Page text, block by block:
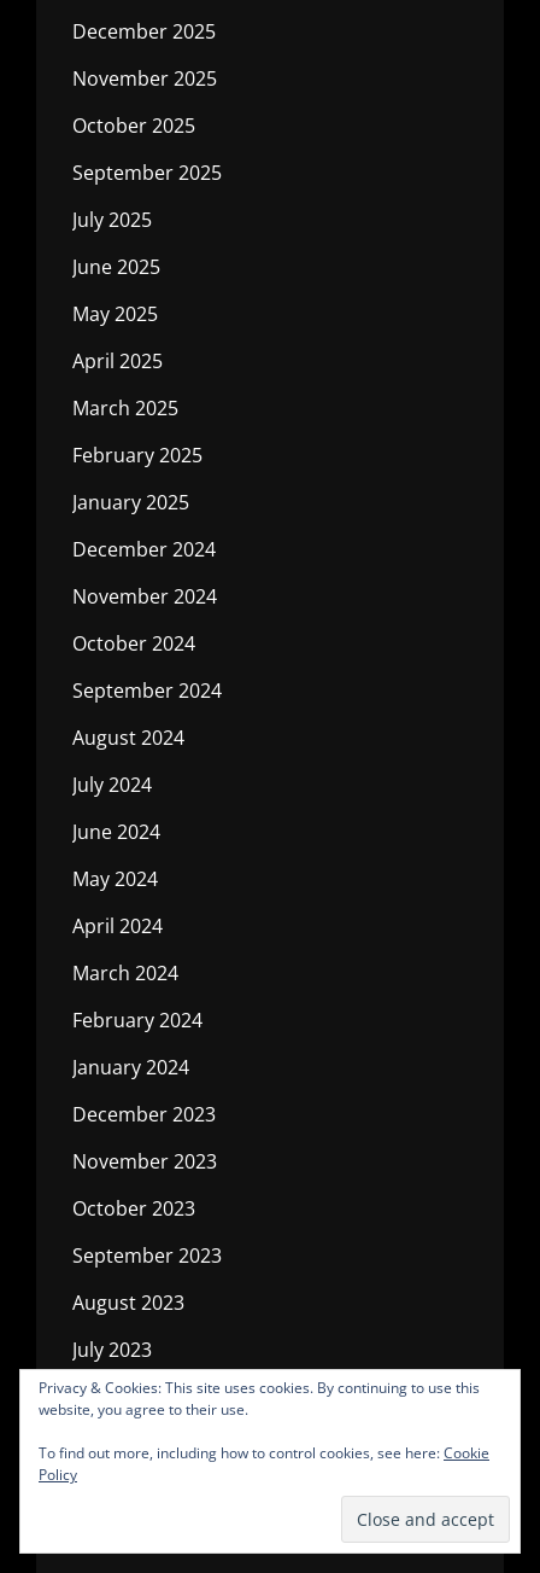
December 2025
November 2025
October 2025
September 2025
July 2025
June 2025
May 2025
April 2025
March 2025
February 2025
January 2025
December 2024
November 2024
October 2024
September 2024
August 2024
July 2024
June 2024
May 2024
April 2024
March 2024
February 2024
January 2024
December 2023
November 2023
October 2023
September 2023
August 2023
July 2023
June 2023
May 2023
April 2023
Privacy & Cookies: This site uses cookies. By continuing to use this
website, you agree to their use.
To find out more, including how to control cookies, see here:Cookie
Policy